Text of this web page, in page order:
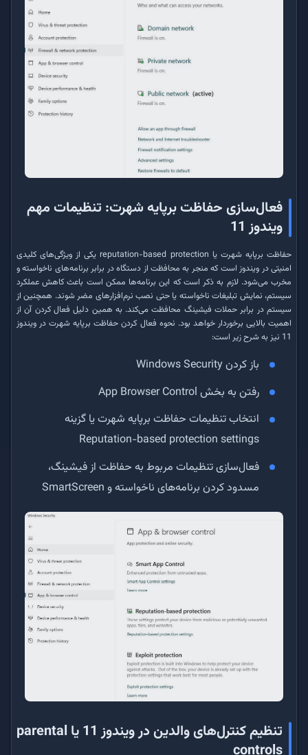
فعال‌سازی حفاظت برپایه شهرت: تنظیمات مهم
ویندوز 11
حفاظت برپایه شهرت یا reputation-based protection یکی از ویژگی‌های کلیدی
امنیتی در ویندوز است که منجر به محافظت از دستگاه در برابر برنامه‌های ناخواسته و
مخرب می‌شود. لازم به ذکر است که این برنامه‌ها ممکن است باعث کاهش عملکرد
سیستم، نمایش تبلیغات ناخواسته یا حتی نصب نرم‌افزارهای مضر شوند. همچنین از
سیستم در برابر حملات فیشینگ محافظت می‌کند. به همین دلیل فعال کردن آن از
اهمیت بالایی برخوردار خواهد بود. نحوه فعال کردن حفاظت برپایه شهرت در ویندوز
11 نیز به شرح زیر است:
باز کردن Windows Security
رفتن به بخش App Browser Control
انتخاب تنظیمات حفاظت برپایه شهرت یا گزینه
Reputation-based protection settings
فعال‌سازی تنظیمات مربوط به حفاظت از فیشینگ،
مسدود کردن برنامه‌های ناخواسته و SmartScreen
تنظیم کنترل‌های والدین در ویندوز 11 یا parental